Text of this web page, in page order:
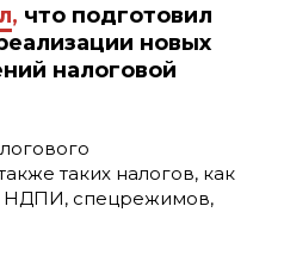
, что подготовил
новых
налоговой
таких налогов, как
НДПИ, спецрежимов,